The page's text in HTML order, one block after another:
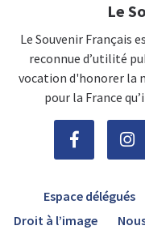
Le
Le Souvenir Français
reconnue d’utilité
vocation d'honorer la
pour la France
Espace délégués
Droit à l’image